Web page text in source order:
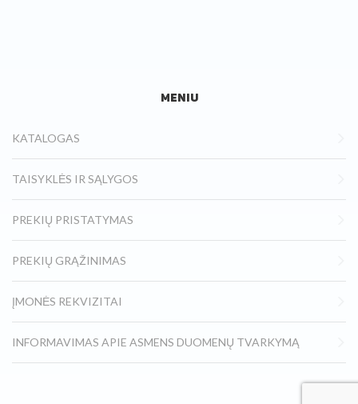
MENIU
KATALOGAS
TAISYKLĖS IR SĄLYGOS
PREKIŲ PRISTATYMAS
PREKIŲ GRĄŽINIMAS
ĮMONĖS REKVIZITAI
INFORMAVIMAS APIE ASMENS DUOMENŲ TVARKYMĄ